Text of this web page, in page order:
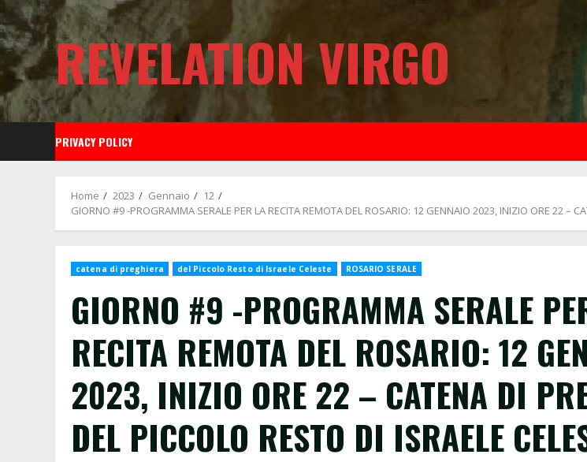
Skip
to
content REVELATION VIRGO
PRIVACY POLICY
Home 2023 Gennaio
12
GIORNO #9 -PROGRAMMA SERALE PER LA RECITA REMOTA DEL ROSARIO: 12 GENNAIO 2023, INIZIO ORE 22 –
catena di preghiera del Piccolo Resto di Israele Celeste ROSARIO SERALE
GIORNO #9 -PROGRAMMA SERALE
RECITA REMOTA DEL ROSARIO: 12
2023, INIZIO ORE 22 – CATENA DI
DEL PICCOLO RESTO DI ISRAELE